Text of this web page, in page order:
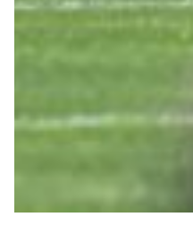
Outlet
Gift Card Online Store